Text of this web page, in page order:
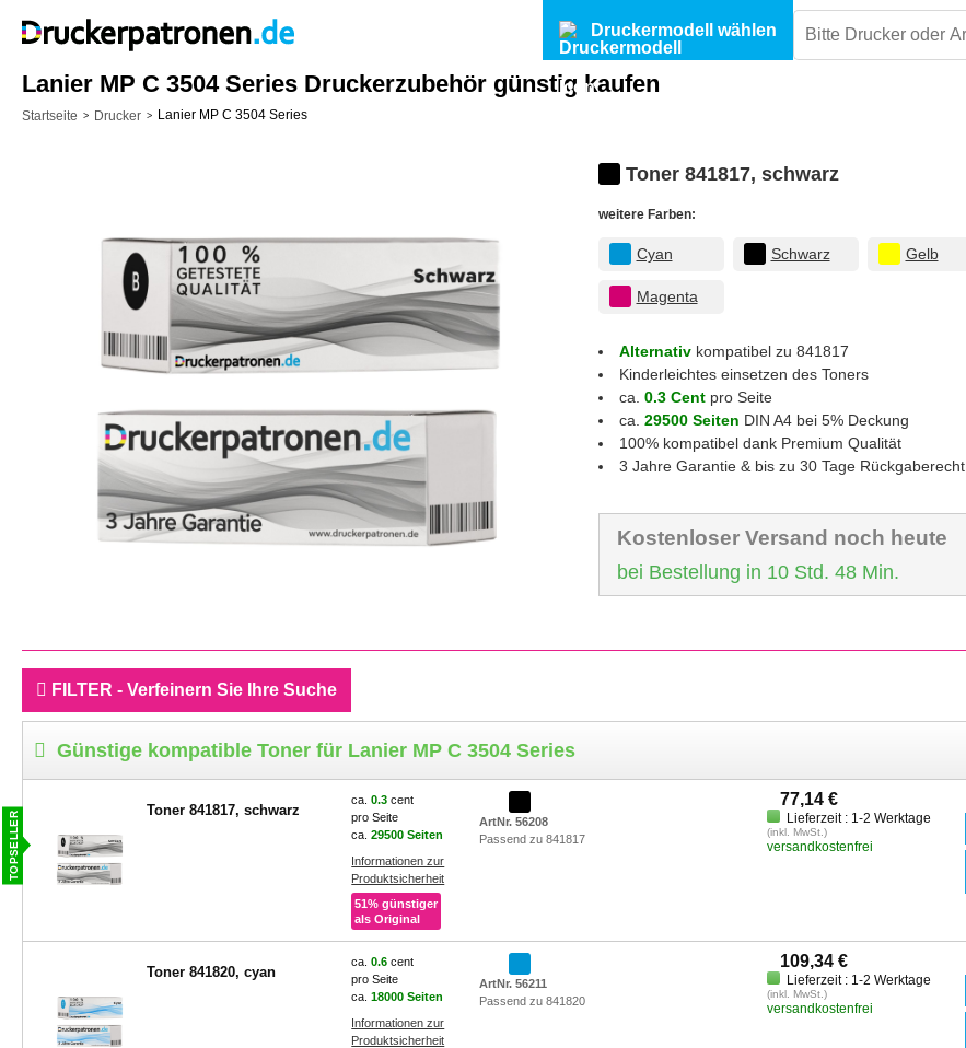
Druckermodell wählen
Lanier MP C 3504 Series Druckerzubehör günstig kaufen
Startseite > Drucker > Lanier MP C 3504 Series
Toner 841817, schwarz
weitere Farben:
Cyan Schwarz Gelb
Magenta
Alternativ kompatibel zu 841817
Kinderleichtes einsetzen des Toners
ca. 0.3 Cent pro Seite
ca. 29500 Seiten DIN A4 bei 5% Deckung
100% kompatibel dank Premium Qualität
3 Jahre Garantie & bis zu 30 Tage Rückgaberecht
Kostenloser Versand noch heute
bei Bestellung in 10 Std. 48 Min.
FILTER - Verfeinern Sie Ihre Suche
Günstige kompatible Toner für Lanier MP C 3504 Series
Toner 841817, schwarz
ca.0.3cent
pro Seite
ca.29500 Seiten
Informationen zur
Produktsicherheit
51% günstiger
als Original
ArtNr. 56208
Passend zu 841817
77,14 €
Lieferzeit : 1-2 Werktage
(inkl. MwSt.)
versandkostenfrei
Toner 841820, cyan
ca.0.6cent
pro Seite
ca.18000 Seiten
Informationen zur
Produktsicherheit
ArtNr. 56211
Passend zu 841820
109,34 €
Lieferzeit : 1-2 Werktage
(inkl. MwSt.)
versandkostenfrei